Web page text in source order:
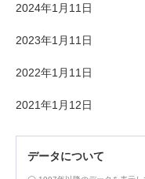
2024年1月11日
2023年1月11日
2022年1月11日
2021年1月12日
データについて